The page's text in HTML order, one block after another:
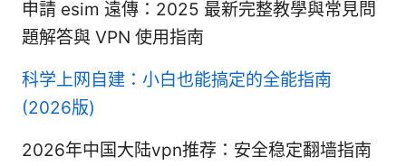
申請 esim 遠傳：2025 最新完整教學與常見問
題解答與 VPN 使用指南
科学上网自建：小白也能搞定的全能指南
(2026版)
2026年中国大陆vpn推荐：安全稳定翻墙指南